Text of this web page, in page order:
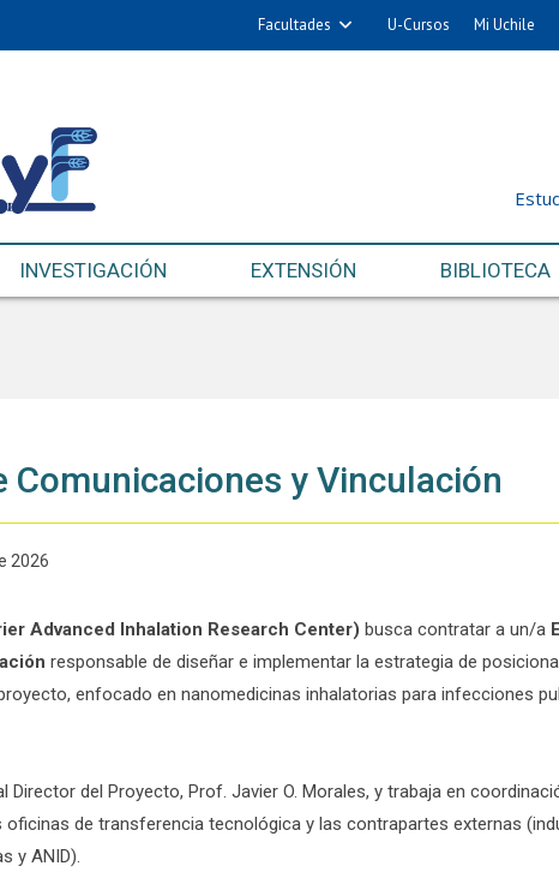
Facultades U-Cursos Mi Uchile
INVESTIGACIÓN EXTENSIÓN BIBLIOTECA
Comunicaciones y Vinculación
2026
Advanced Inhalation Research Center) busca contratar a un/a
responsable de diseñar e implementar la estrategia de
enfocado en nanomedicinas inhalatorias para infecciones
Director del Proyecto, Prof. Javier O. Morales, y trabaja en
oficinas de transferencia tecnológica y las contrapartes externas
y ANID).